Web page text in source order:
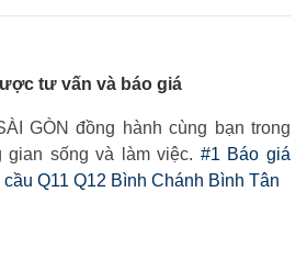
tư vấn và báo giá
GÒN đồng hành cùng bạn trong
gian sống và làm việc. #1 Báo giá
Q11 Q12 Bình Chánh Bình Tân